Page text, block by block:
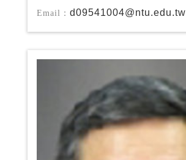
Email： d09541004@ntu.edu.tw